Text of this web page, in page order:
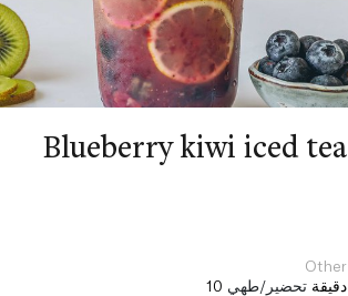
Blueberry kiwi iced tea
Other
10 دقيقة تحضير/طهي